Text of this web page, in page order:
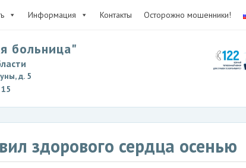
Информация Контакты Осторожно мошенники!
больница"
д. 5
здорового сердца осенью